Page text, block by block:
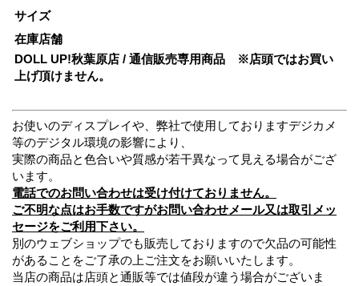
サイズ
在庫店舗
DOLL UP!秋葉原店 / 通信販売専用商品 ※店頭ではお買い
上げ頂けません。
お使いのディスプレイや、弊社で使用しておりますデジカメ
等のデジタル環境の影響により、
実際の商品と色合いや質感が若干異なって見える場合がござ
います。
電話でのお問い合わせは受け付けておりません。
ご不明な点はお手数ですがお問い合わせメール又は取引メッ
セージをご利用下さい。
別のウェブショップでも販売しておりますので欠品の可能性
があることをご了承の上ご注文をお願いいたします。
当店の商品は店頭と通販等では値段が違う場合がございま